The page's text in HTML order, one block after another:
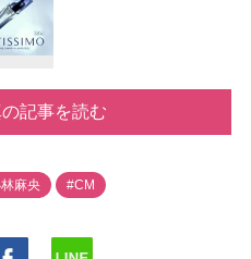
記事を読む
麻央 #CM